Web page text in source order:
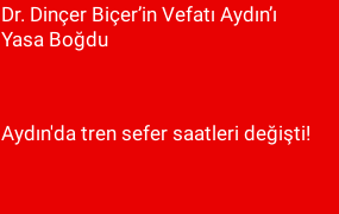
Dr. Dinçer Biçer’in Vefatı Aydın’ı
Yasa Boğdu
Aydın'da tren sefer saatleri değişti!